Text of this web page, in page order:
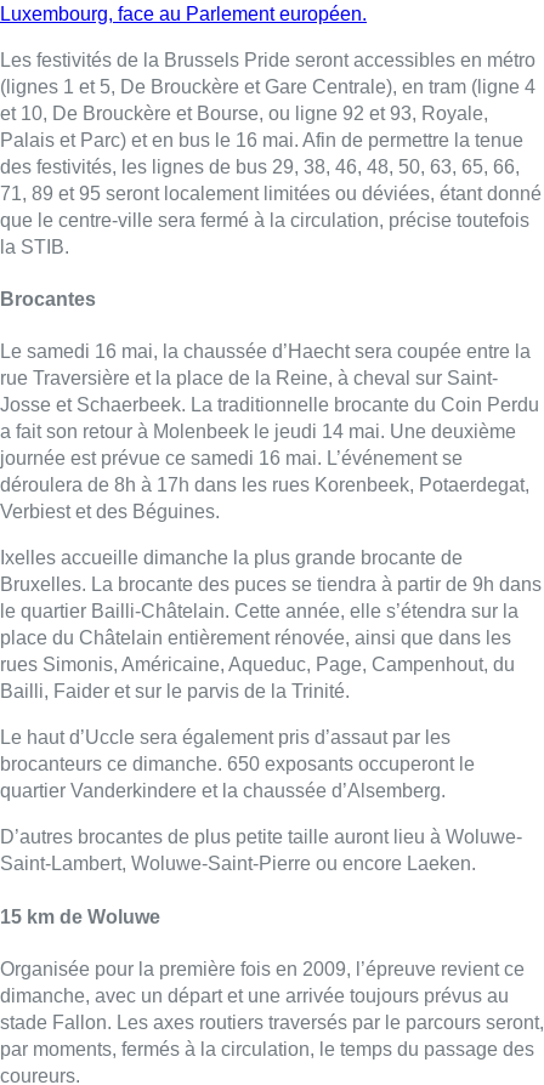
Luxembourg, face au Parlement européen.
Les festivités de la Brussels Pride seront accessibles en métro
(lignes 1 et 5, De Brouckère et Gare Centrale), en tram (ligne 4
et 10, De Brouckère et Bourse, ou ligne 92 et 93, Royale,
Palais et Parc) et en bus le 16 mai. Afin de permettre la tenue
des festivités, les lignes de bus 29, 38, 46, 48, 50, 63, 65, 66,
71, 89 et 95 seront localement limitées ou déviées, étant donné
que le centre-ville sera fermé à la circulation, précise toutefois
la STIB.
Brocantes
Le samedi 16 mai, la chaussée d’Haecht sera coupée entre la
rue Traversière et la place de la Reine, à cheval sur Saint-
Josse et Schaerbeek. La traditionnelle brocante du Coin Perdu
a fait son retour à Molenbeek le jeudi 14 mai. Une deuxième
journée est prévue ce samedi 16 mai. L’événement se
déroulera de 8h à 17h dans les rues Korenbeek, Potaerdegat,
Verbiest et des Béguines.
Ixelles accueille dimanche la plus grande brocante de
Bruxelles. La brocante des puces se tiendra à partir de 9h dans
le quartier Bailli-Châtelain. Cette année, elle s’étendra sur la
place du Châtelain entièrement rénovée, ainsi que dans les
rues Simonis, Américaine, Aqueduc, Page, Campenhout, du
Bailli, Faider et sur le parvis de la Trinité.
Le haut d’Uccle sera également pris d’assaut par les
brocanteurs ce dimanche. 650 exposants occuperont le
quartier Vanderkindere et la chaussée d’Alsemberg.
D’autres brocantes de plus petite taille auront lieu à Woluwe-
Saint-Lambert, Woluwe-Saint-Pierre ou encore Laeken.
15 km de Woluwe
Organisée pour la première fois en 2009, l’épreuve revient ce
dimanche, avec un départ et une arrivée toujours prévus au
stade Fallon. Les axes routiers traversés par le parcours seront,
par moments, fermés à la circulation, le temps du passage des
coureurs.